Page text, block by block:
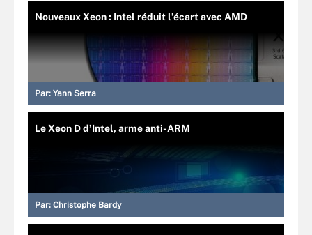
Nouveaux Xeon : Intel réduit l’écart avec AMD
Par: Yann Serra
Le Xeon D d’Intel, arme anti-ARM
Par: Christophe Bardy